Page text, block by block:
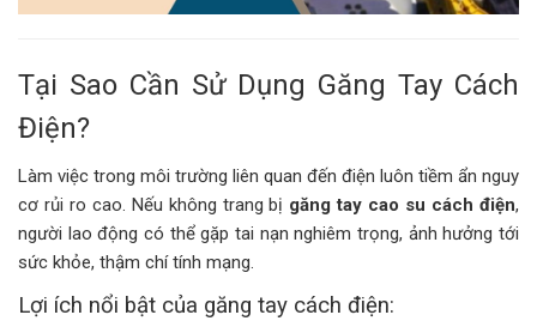
Tại Sao Cần Sử Dụng Găng Tay Cách
Điện?
Làm việc trong môi trường liên quan đến điện luôn tiềm ẩn nguy
cơ rủi ro cao. Nếu không trang bị găng tay cao su cách điện,
người lao động có thể gặp tai nạn nghiêm trọng, ảnh hưởng tới
sức khỏe, thậm chí tính mạng.
Lợi ích nổi bật của găng tay cách điện: